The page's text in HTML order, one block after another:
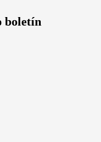
boletín